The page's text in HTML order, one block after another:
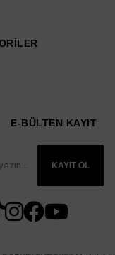
E-BÜLTEN KAYIT
KAYIT OL